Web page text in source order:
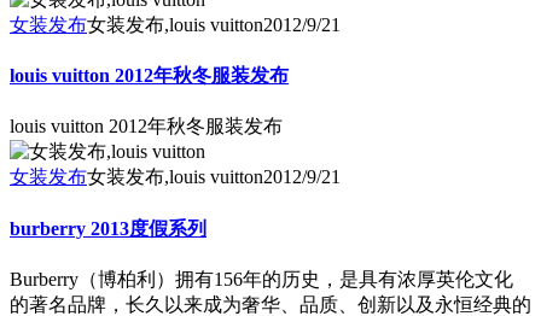
女装发布女装发布,louis vuitton2012/9/21
louis vuitton 2012年秋冬服装发布
louis vuitton 2012年秋冬服装发布
女装发布女装发布,louis vuitton2012/9/21
burberry 2013度假系列
Burberry（博柏利）拥有156年的历史，是具有浓厚英伦文化
的著名品牌，长久以来成为奢华、品质、创新以及永恒经典的